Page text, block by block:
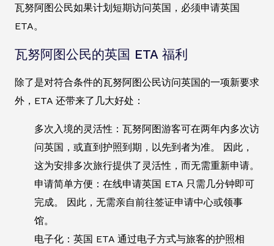
瓦努阿图公民如果计划短期访问英国，必须申请英国
ETA。
瓦努阿图公民的英国 ETA 福利
除了是对符合条件的瓦努阿图公民访问英国的一项新要求
外，ETA 还带来了几大好处：
多次入境的灵活性：瓦努阿图游客可在两年内多次访
问英国，或直到护照到期，以先到者为准。 因此，
这为安排多次旅行提供了灵活性，而无需重新申请。
申请简单方便：在线申请英国 ETA 只需几分钟即可
完成。 因此，无需亲自前往签证申请中心或领事
馆。
电子化：英国 ETA 通过电子方式与旅客的护照相